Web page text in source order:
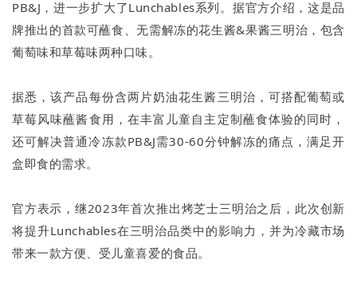
PB&J，进一步扩大了Lunchables系列。据官方介绍，这是品
牌推出的首款可蘸食、无需解冻的花生酱&果酱三明治，包含
葡萄味和草莓味两种口味。
据悉，该产品每份含两片奶油花生酱三明治，可搭配葡萄或
草莓风味蘸酱食用，在丰富儿童自主定制蘸食体验的同时，
还可解决普通冷冻款PB&J需30-60分钟解冻的痛点，满足开
盒即食的需求。
官方表示，继2023年首次推出烤芝士三明治之后，此次创新
将提升Lunchables在三明治品类中的影响力，并为冷藏市场
带来一款方便、受儿童喜爱的食品。